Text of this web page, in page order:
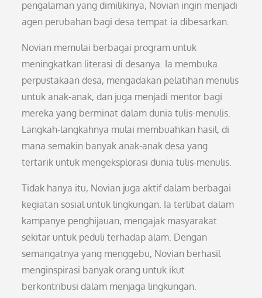
pengalaman yang dimilikinya, Novian ingin menjadi
agen perubahan bagi desa tempat ia dibesarkan.
Novian memulai berbagai program untuk
meningkatkan literasi di desanya. Ia membuka
perpustakaan desa, mengadakan pelatihan menulis
untuk anak-anak, dan juga menjadi mentor bagi
mereka yang berminat dalam dunia tulis-menulis.
Langkah-langkahnya mulai membuahkan hasil, di
mana semakin banyak anak-anak desa yang
tertarik untuk mengeksplorasi dunia tulis-menulis.
Tidak hanya itu, Novian juga aktif dalam berbagai
kegiatan sosial untuk lingkungan. Ia terlibat dalam
kampanye penghijauan, mengajak masyarakat
sekitar untuk peduli terhadap alam. Dengan
semangatnya yang menggebu, Novian berhasil
menginspirasi banyak orang untuk ikut
berkontribusi dalam menjaga lingkungan.